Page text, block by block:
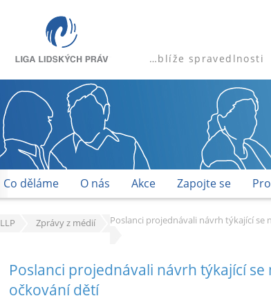
…blíže spravedlnosti
Co děláme O nás Akce Zapojte se
LLP Zprávy z médií Poslanci projednávali návrh týkající
Poslanci projednávali návrh týkající
očkování dětí